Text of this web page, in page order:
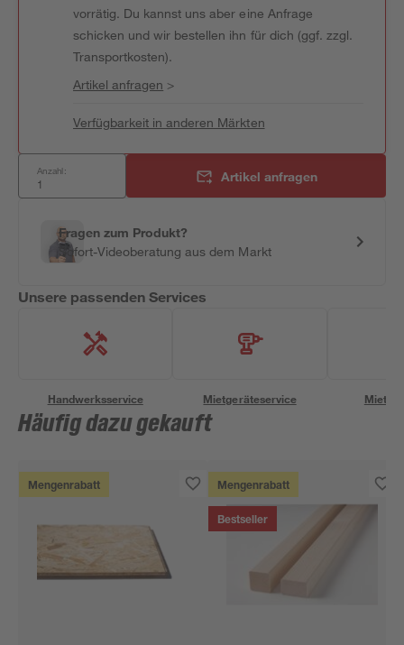
vorrätig. Du kannst uns aber eine Anfrage
schicken und wir bestellen ihn für dich (ggf. zzgl.
Transportkosten).
Artikel anfragen >
Verfügbarkeit in anderen Märkten
Anzahl: Artikel anfragen
Fragen zum Produkt?
Sofort-Videoberatung aus dem Markt
Unsere passenden Services
Handwerksservice Mietgeräteservice
Häufig dazu gekauft
Mengenrabatt Mengenrabatt
Bestseller